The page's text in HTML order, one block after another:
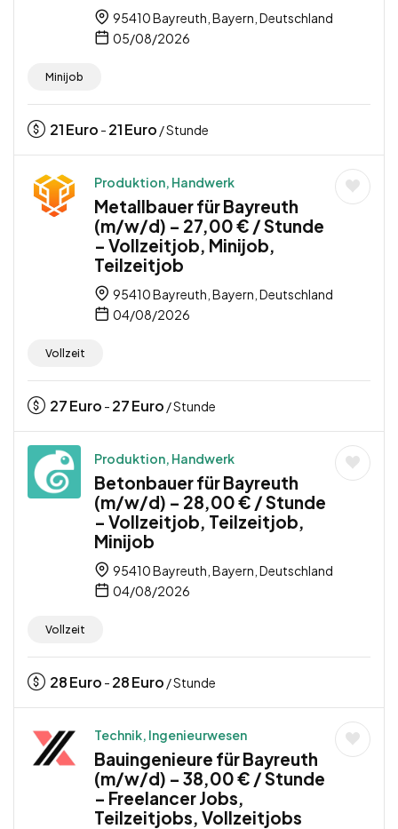
95410 Bayreuth, Bayern, Deutschland
05/08/2026
Minijob
21Euro - 21Euro / Stunde
Produktion, Handwerk
Metallbauer für Bayreuth
(m/w/d) – 27,00 € / Stunde
– Vollzeitjob, Minijob,
Teilzeitjob
95410 Bayreuth, Bayern, Deutschland
04/08/2026
Vollzeit
27Euro - 27Euro / Stunde
Produktion, Handwerk
Betonbauer für Bayreuth
(m/w/d) – 28,00 € / Stunde
– Vollzeitjob, Teilzeitjob,
Minijob
95410 Bayreuth, Bayern, Deutschland
04/08/2026
Vollzeit
28Euro - 28Euro / Stunde
Technik, Ingenieurwesen
Bauingenieure für Bayreuth
(m/w/d) – 38,00 € / Stunde
– Freelancer Jobs,
Teilzeitjobs, Vollzeitjobs